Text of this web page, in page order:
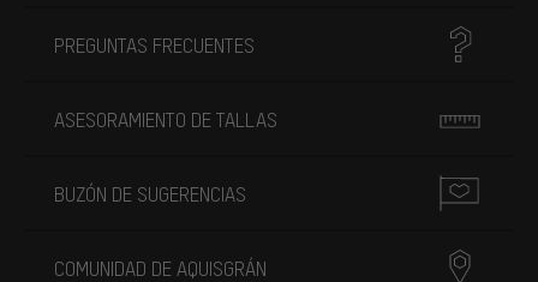
PREGUNTAS FRECUENTES
ASESORAMIENTO DE TALLAS
BUZÓN DE SUGERENCIAS
COMUNIDAD DE AQUISGRÁN